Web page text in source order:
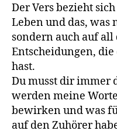
Der Vers bezieht
Leben und das, was
sondern auch auf
Entscheidungen,
hast.
Du musst dir immer
werden meine
bewirken und was
auf den Zuhörer